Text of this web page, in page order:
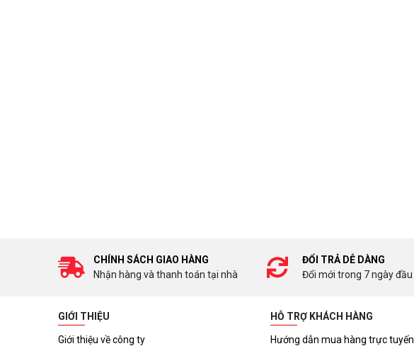
CHÍNH SÁCH GIAO HÀNG
Nhận hàng và thanh toán tại nhà
ĐỔI TRẢ DỄ DÀNG
Đổi mới trong 7 ngày đầu
GIỚI THIỆU
Giới thiệu về công ty
HỖ TRỢ KHÁCH HÀNG
Hướng dẫn mua hàng trực tuyến